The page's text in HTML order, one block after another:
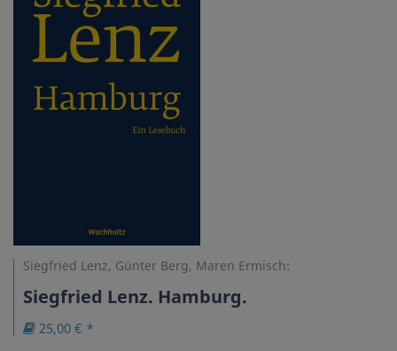
Siegfried Lenz, Günter Berg, Maren Ermisch:
Siegfried Lenz. Hamburg.
25,00 € *